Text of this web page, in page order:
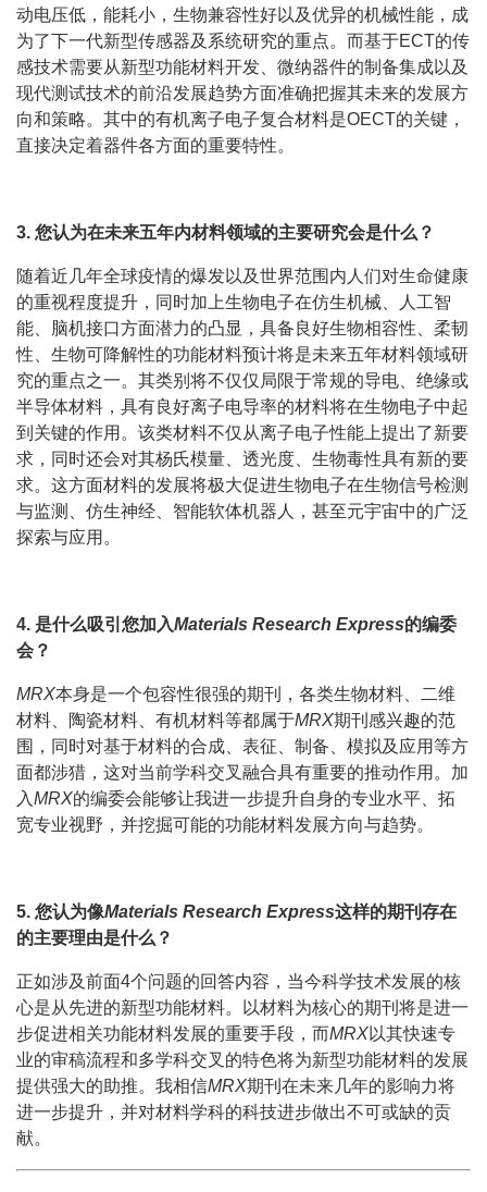
动电压低，能耗小，生物兼容性好以及优异的机械性能，成
为了下一代新型传感器及系统研究的重点。而基于ECT的传
感技术需要从新型功能材料开发、微纳器件的制备集成以及
现代测试技术的前沿发展趋势方面准确把握其未来的发展方
向和策略。其中的有机离子电子复合材料是OECT的关键，
直接决定着器件各方面的重要特性。
3. 您认为在未来五年内材料领域的主要研究会是什么？
随着近几年全球疫情的爆发以及世界范围内人们对生命健康
的重视程度提升，同时加上生物电子在仿生机械、人工智
能、脑机接口方面潜力的凸显，具备良好生物相容性、柔韧
性、生物可降解性的功能材料预计将是未来五年材料领域研
究的重点之一。其类别将不仅仅局限于常规的导电、绝缘或
半导体材料，具有良好离子电导率的材料将在生物电子中起
到关键的作用。该类材料不仅从离子电子性能上提出了新要
求，同时还会对其杨氏模量、透光度、生物毒性具有新的要
求。这方面材料的发展将极大促进生物电子在生物信号检测
与监测、仿生神经、智能软体机器人，甚至元宇宙中的广泛
探索与应用。
4. 是什么吸引您加入Materials Research Express的编委
会？
MRX本身是一个包容性很强的期刊，各类生物材料、二维
材料、陶瓷材料、有机材料等都属于MRX期刊感兴趣的范
围，同时对基于材料的合成、表征、制备、模拟及应用等方
面都涉猎，这对当前学科交叉融合具有重要的推动作用。加
入MRX的编委会能够让我进一步提升自身的专业水平、拓
宽专业视野，并挖掘可能的功能材料发展方向与趋势。
5. 您认为像Materials Research Express这样的期刊存在
的主要理由是什么？
正如涉及前面4个问题的回答内容，当今科学技术发展的核
心是从先进的新型功能材料。以材料为核心的期刊将是进一
步促进相关功能材料发展的重要手段，而MRX以其快速专
业的审稿流程和多学科交叉的特色将为新型功能材料的发展
提供强大的助推。我相信MRX期刊在未来几年的影响力将
进一步提升，并对材料学科的科技进步做出不可或缺的贡
献。